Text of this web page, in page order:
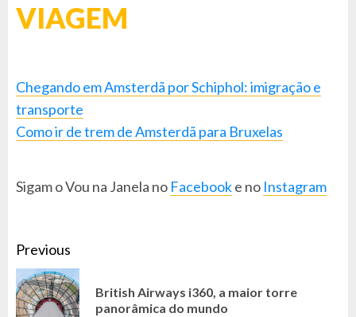
VIAGEM
Chegando em Amsterdã por Schiphol: imigração e
transporte
Como ir de trem de Amsterdã para Bruxelas
Sigam o Vou na Janela no Facebooke no Instagram
CONTINUE
READING
Previous
British Airways i360, a maior torre
panorâmica do mundo